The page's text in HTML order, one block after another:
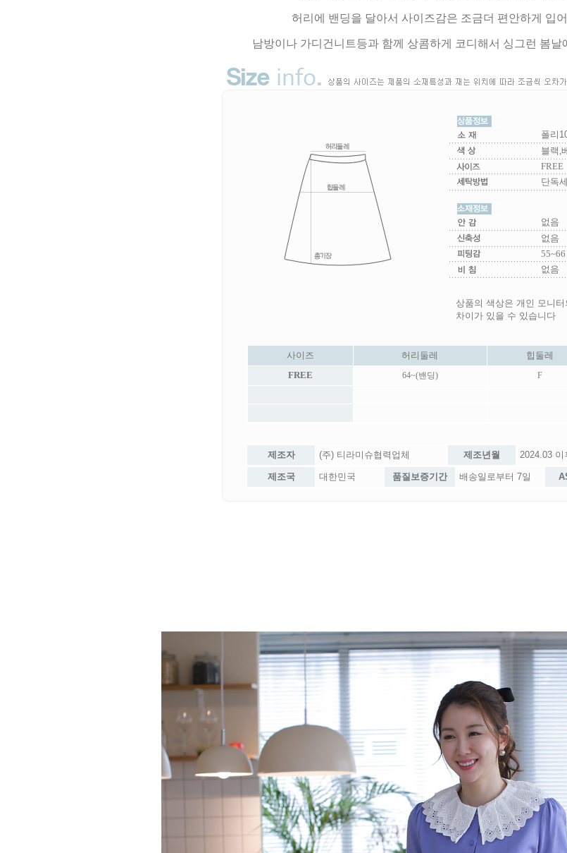
허리에 밴딩을 달아서 사이즈감은 조금더 편안하게 입
남방이나 가디건니트등과 함께 상콤하게 코디해서 싱그런 봄날
폴리
블랙,
FREE
단독
없음
없음
55~66
없음
상품의 색상은 개인 모니
차이가 있을 수 있습니다
사이즈
허리둘레 힙둘레
FREE
64~(밴딩) F
제조자 (주) 티라미슈협력업체 제조년월 2024.03
제조국 대한민국 품질보증기간 배송일로부터 7일